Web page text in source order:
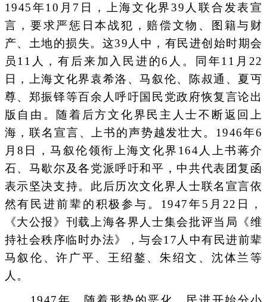
1945年10月7日，上海文化界39人联合发表宣
言，要求严惩日本战犯，赔偿文物、图籍与财
产、土地的损失。这39人中，有民进创始时期会
员11人，有后来加入民进的6人。同年11月22
日，上海文化界袁希洛、马叙伦、陈叔通、夏丏
尊、郑振铎等百余人呼吁国民党政府恢复言论出
版自由。随着后方文化界民主人士不断返回上
海，联名宣言、上书的声势越发壮大。1946年6
月8日，马叙伦领衔上海文化界164人上书蒋介
石、马歇尔及各党派呼吁和平，中共代表团复函
表示坚决支持。此后历次文化界人士联名宣言依
然有民进前辈的积极参与。1947年5月22日，
《大公报》刊载上海各界人士集会批评当局《维
持社会秩序临时办法》，与会17人中有民进前辈
马叙伦、许广平、王绍鏊、朱绍文、沈体兰等
人。